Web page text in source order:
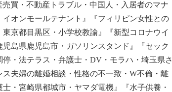
買・不動産トラブル・中国人・入居者のマナ
オンモールテナント』『フィリピン女性との
京都目黒区・小学校教諭』『新型コロナウイ
島県鹿児島市・ガソリンスタンド』『セック
・法テラス・弁護士・DV・モラハ・埼玉県さ
夫婦の離婚相談・性格の不一致・W不倫・離
・宮崎県都城市・ヤマダ電機』『水子供養・